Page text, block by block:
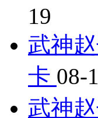
19
武神
卡 08-
武神